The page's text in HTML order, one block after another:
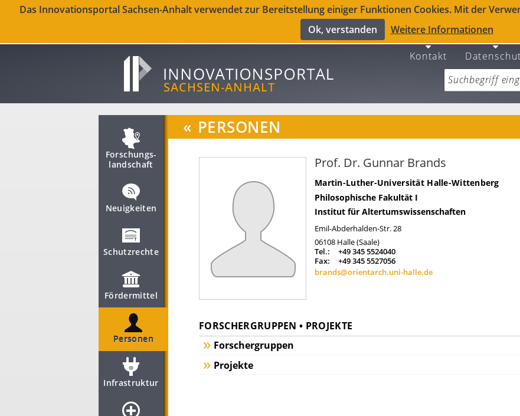
Das Innovationsportal Sachsen-Anhalt verwendet zur Bereitstellung einiger Funktionen Cookies. Mit der
Ok, verstanden
Weitere Informationen
Kontakt
Forschungs­
landschaft
Neuigkeiten
Schutzrechte
Fördermittel
Personen
Infrastruktur
« PERSONEN
Prof. Dr. Gunnar Brands
Martin-Luther-Universität Halle-Wittenberg
Philosophische Fakultät I
Institut für Altertumswissenschaften
Emil-Abderhalden-Str. 28
06108 Halle (Saale)
Tel.:
+49 345 5524040
Fax:
+49 345 5527056
brands@orientarch.uni-halle.de
FORSCHERGRUPPEN • PROJEKTE
Forschergruppen
Projekte